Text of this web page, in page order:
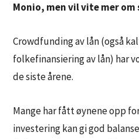
Monio, men vil vite mer
Crowdfunding av lån (også
folkefinansiering av lån) har
de siste årene.
Mange har fått øynene opp
investering kan gi god